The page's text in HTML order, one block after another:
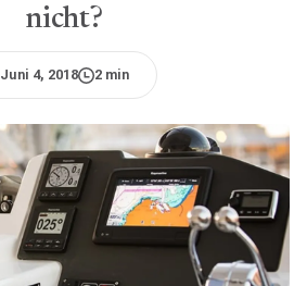
nicht?
Juni 4, 2018 2 min